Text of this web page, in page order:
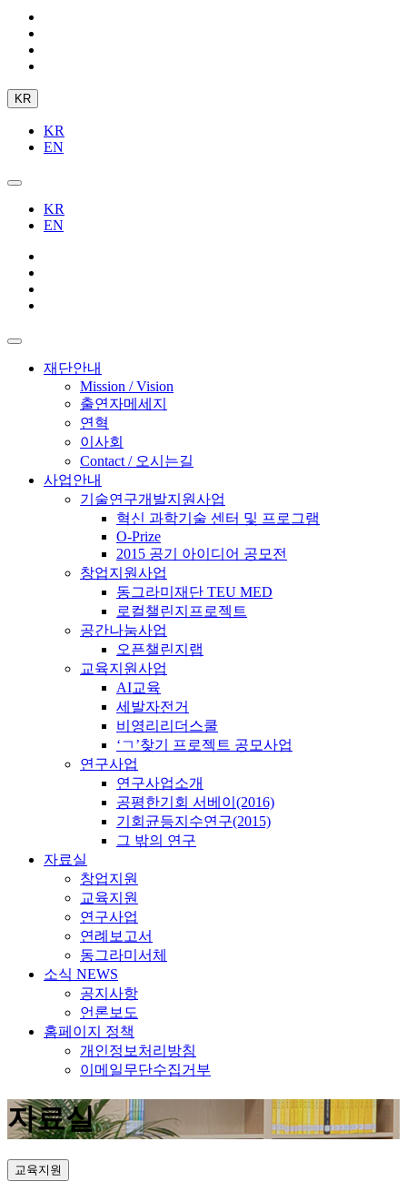
KR
KR
EN
KR
EN
재단안내
Mission / Vision
출연자메세지
연혁
이사회
Contact / 오시는길
사업안내
기술연구개발지원사업
혁신 과학기술 센터 및 프로그램
O-Prize
2015 공기 아이디어 공모전
창업지원사업
동그라미재단 TEU MED
로컬챌린지프로젝트
공간나눔사업
오픈챌린지랩
교육지원사업
AI교육
세발자전거
비영리리더스쿨
‘ㄱ’찾기 프로젝트 공모사업
연구사업
연구사업소개
공평한기회 서베이(2016)
기회균등지수연구(2015)
그 밖의 연구
자료실
창업지원
교육지원
연구사업
연례보고서
동그라미서체
소식 NEWS
공지사항
언론보도
홈페이지 정책
개인정보처리방침
이메일무단수집거부
자료실
교육지원